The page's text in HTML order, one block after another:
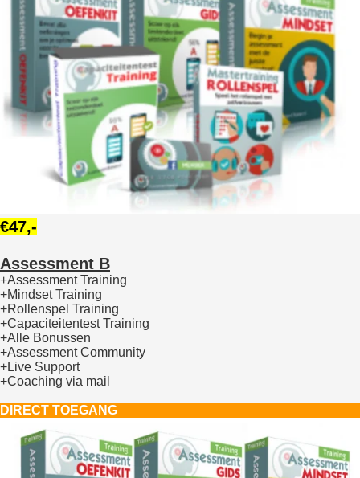
€47,-
Assessment B
+Assessment Training
+Mindset Training
+Rollenspel Training
+Capaciteitentest Training
+Alle Bonussen
+Assessment Community
+Live Support
+Coaching via mail
DIRECT TOEGANG